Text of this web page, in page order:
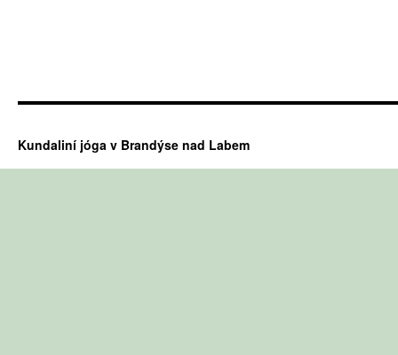
Kundaliní jóga v Brandýse nad Labem